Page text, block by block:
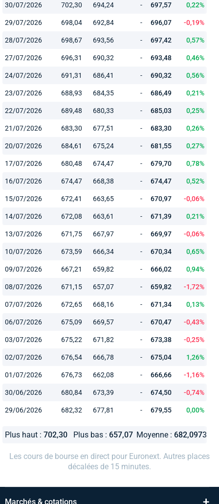
30/07/2026 702,30 694,24 - 697,57 0,22%
29/07/2026 698,04 692,84 - 696,07 -0,19%
28/07/2026 698,67 693,56 - 697,42 0,57%
27/07/2026 696,31 690,32 - 693,48 0,46%
24/07/2026 691,31 686,41 - 690,32 0,56%
23/07/2026 688,93 684,35 - 686,49 0,21%
22/07/2026 689,48 680,33 - 685,03 0,25%
21/07/2026 683,30 677,51 - 683,30 0,26%
20/07/2026 684,61 675,24 - 681,55 0,27%
17/07/2026 680,48 674,47 - 679,70 0,78%
16/07/2026 674,47 668,38 - 674,47 0,52%
15/07/2026 672,41 663,65 - 670,97 -0,06%
14/07/2026 672,08 663,61 - 671,39 0,21%
13/07/2026 671,75 667,97 - 669,97 -0,06%
10/07/2026 673,59 666,34 - 670,34 0,65%
09/07/2026 667,21 659,82 - 666,02 0,94%
08/07/2026 671,15 657,07 - 659,82 -1,72%
07/07/2026 672,65 668,16 - 671,34 0,13%
06/07/2026 675,09 669,57 - 670,47 -0,43%
03/07/2026 675,22 671,82 - 673,38 -0,25%
02/07/2026 676,54 666,78 - 675,04 1,26%
01/07/2026 676,73 662,08 - 666,66 -1,16%
30/06/2026 680,84 673,39 - 674,50 -0,74%
29/06/2026 682,32 677,81 - 679,55 0,00%
Plus haut : 702,30 Plus bas : 657,07 Moyenne : 682,0973
Les cours de bourse en direct pour Euronext. Autres places
décalées de 15 minutes.
Marchés & cotations